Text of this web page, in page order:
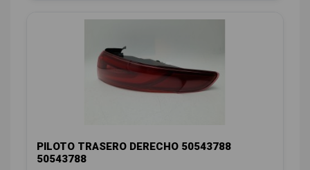
PILOTO TRASERO DERECHO 50543788
50543788